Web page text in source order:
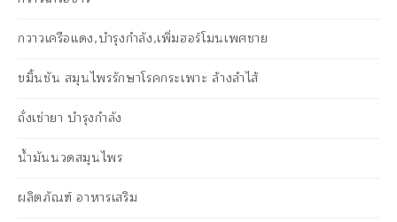
กวาวเครือแดง,บำรุงกำลัง,เพิ่มฮอร์โมนเพศชาย
ขมิ้นชัน สมุนไพรรักษาโรคกระเพาะ ล้างลำไส้
ถั่งเช่ายา บำรุงกำลัง
น้ำมันนวดสมุนไพร
ผลิตภัณฑ์ อาหารเสริม